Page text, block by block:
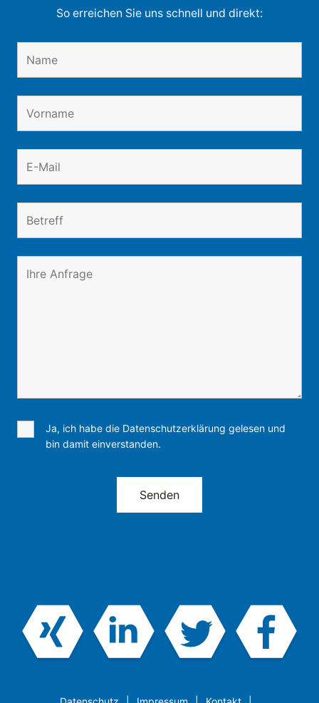
So erreichen Sie uns schnell und direkt:
Ja, ich habe die Datenschutzerklärung gelesen und
bin damit einverstanden.